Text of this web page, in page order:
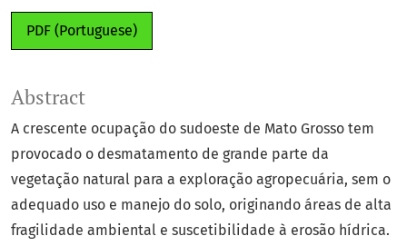
PDF (Portuguese)
Abstract
A crescente ocupação do sudoeste de Mato Grosso tem
provocado o desmatamento de grande parte da
vegetação natural para a exploração agropecuária, sem o
adequado uso e manejo do solo, originando áreas de alta
fragilidade ambiental e suscetibilidade à erosão hídrica.